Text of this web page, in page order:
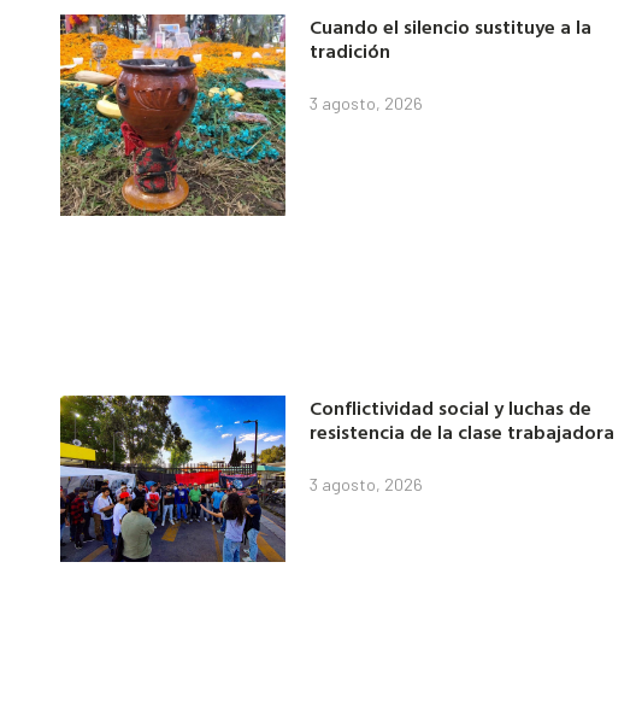
Cuando el silencio sustituye a la
tradición
3 agosto, 2026
Conflictividad social y luchas de
resistencia de la clase trabajadora
3 agosto, 2026